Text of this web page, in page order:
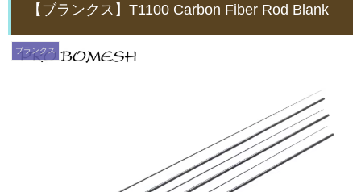
【ブランクス】T1100 Carbon Fiber Rod Blank
ブランクス